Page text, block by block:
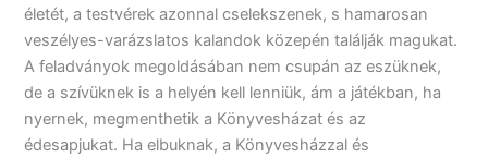
életét, a testvérek azonnal cselekszenek, s hamarosan
veszélyes-varázslatos kalandok közepén találják magukat.
A feladványok megoldásában nem csupán az eszüknek,
de a szívüknek is a helyén kell lenniük, ám a játékban, ha
nyernek, megmenthetik a Könyvesházat és az
édesapjukat. Ha elbuknak, a Könyvesházzal és